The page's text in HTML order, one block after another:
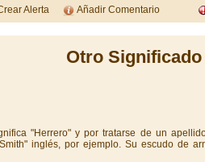
Alerta Añadir Comentario
Otro
"Herrero" y por tratarse de un
inglés, por ejemplo. Su escudo de